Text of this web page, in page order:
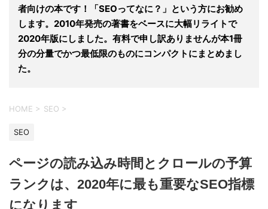
者向けの本です！「SEOってなに？」という方にお勧め
します。2010年発売の著書をベースに大幅リライトで
2020年版にしました。有料で申し訳ありませんが本1冊
分の分量でかつ最低限のものにコンパクトにまとめまし
た。
HOME > SEO >
SEO
ページの読み込み時間とクロールの予算
ランクは、2020年に最も重要なSEO指標
になります